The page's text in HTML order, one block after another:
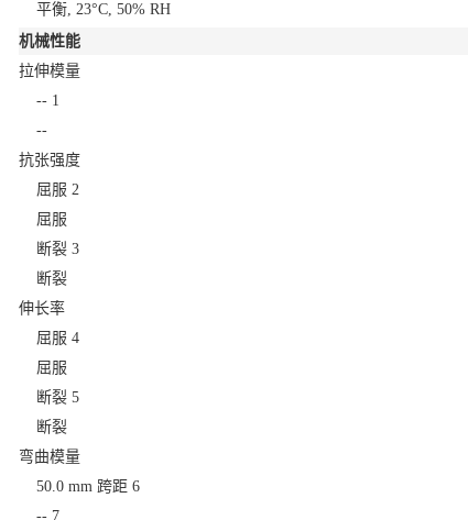
平衡, 23°C, 50% RH
机械性能
拉伸模量
-- 1
--
抗张强度
屈服 2
屈服
断裂 3
断裂
伸长率
屈服 4
屈服
断裂 5
断裂
弯曲模量
50.0 mm 跨距 6
-- 7